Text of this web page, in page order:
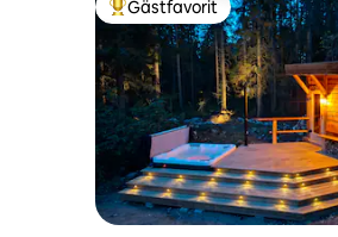
Populär gästfavorit
Gästfavorit